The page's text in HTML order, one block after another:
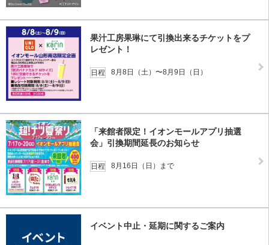
果汁工房果琳にて引換出来るチケットをプ
レゼント！
日程 8月8日（土）〜8月9日（日）
「来館者限定！イオンモールアプリ抽選
会」引換期間延長のお知らせ
日程 8月16日（日）まで
イベント中止・延期に関するご案内